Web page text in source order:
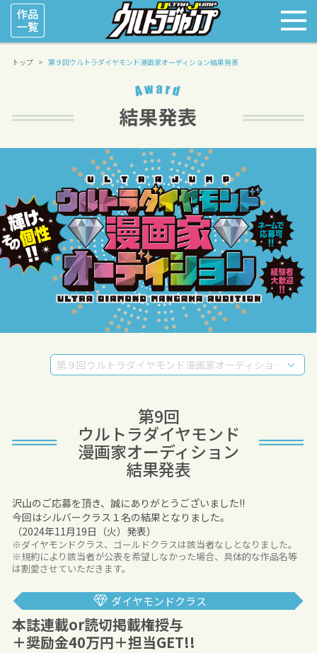
トップ 第９回ウルトラダイヤモンド漫画家オーディション結果発表
第９回ウルトラダイヤモンド漫画家オーディション結果発表
第9回
ウルトラダイヤモンド
漫画家オーディション
結果発表
沢山のご応募を頂き、誠にありがとうございました!!
今回はシルバークラス１名の結果となりました。
（2024年11月19日（火）発表）
※ダイヤモンドクラス、ゴールドクラスは該当者なしとなりました。
※規約により該当者が公表を希望しなかった場合、具体的な作品名等
は割愛させていただきます。
ダイヤモンドクラス
本誌連載or読切掲載権授与
＋奨励金40万円＋担当GET!!